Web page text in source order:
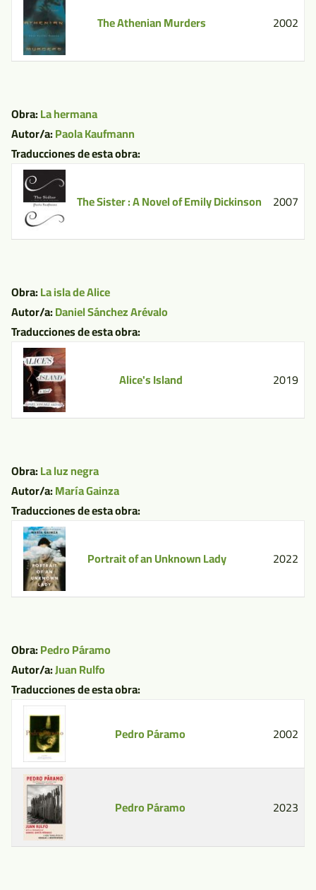
The Athenian Murders 2002
Obra:La hermana
Autor/a:Paola Kaufmann
Traducciones de esta obra:
The Sister : A Novel of Emily Dickinson 2007
Obra:La isla de Alice
Autor/a:Daniel Sánchez Arévalo
Traducciones de esta obra:
Alice's Island 2019
Obra:La luz negra
Autor/a:María Gainza
Traducciones de esta obra:
Portrait of an Unknown Lady 2022
Obra:Pedro Páramo
Autor/a:Juan Rulfo
Traducciones de esta obra:
Pedro Páramo 2002
Pedro Páramo 2023